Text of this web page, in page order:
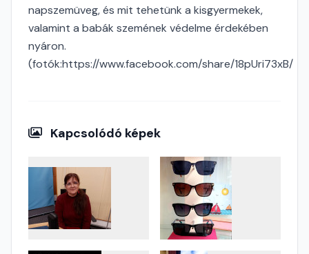
napszemüveg, és mit tehetünk a kisgyermekek,
valamint a babák szemének védelme érdekében
nyáron.
(fotók:https://www.facebook.com/share/18pUri73xB/
Kapcsolódó képek